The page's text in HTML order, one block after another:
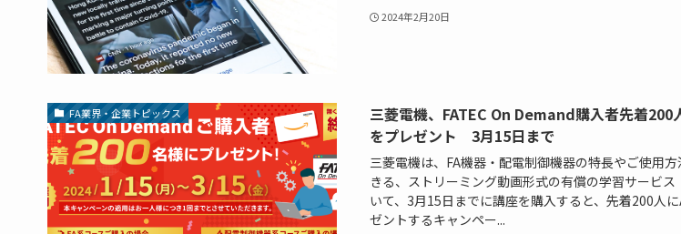
2024年2月20日
FA業界・企業トピックス
三菱電機、FATEC On Demand購入者先着
をプレゼント 3月15日まで
三菱電機は、FA機器・配電制御機器の特長やご使用
きる、ストリーミング動画形式の有償の学習サービ
いて、3月15日までに講座を購入すると、先着200人
ゼントするキャンペー...